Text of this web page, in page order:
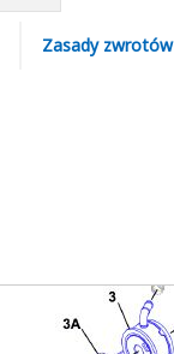
Zasady zwrotów